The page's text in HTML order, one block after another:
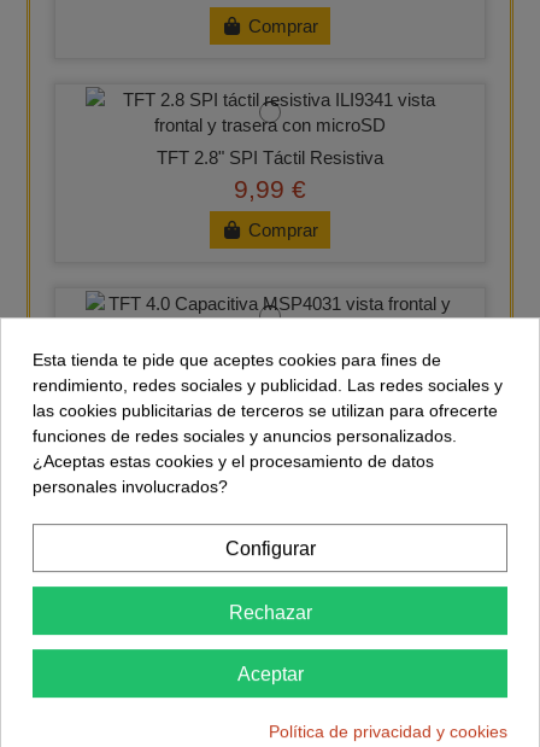
Comprar
TFT 2.8" SPI Táctil Resistiva
9,99 €
Comprar
TFT 4.0" SPI Táctil Capacitiva
28,99 €
Comprar
TFT 2,25" ST7789
5,65 €
Comprar
Esta tienda te pide que aceptes cookies para fines de
rendimiento, redes sociales y publicidad. Las redes sociales y
las cookies publicitarias de terceros se utilizan para ofrecerte
funciones de redes sociales y anuncios personalizados.
¿Aceptas estas cookies y el procesamiento de datos
personales involucrados?
Configurar
Rechazar
Aceptar
Política de privacidad y cookies